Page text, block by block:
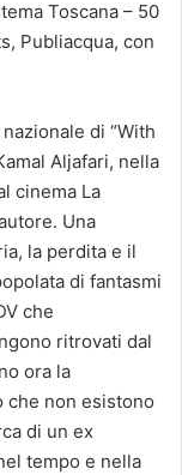
Toscana – 50
Publiacqua, con
di “With
Aljafari, nella
cinema La
Una
la perdita e il
di fantasmi
che
ritrovati dal
ora la
che non esistono
di un ex
tempo e nella